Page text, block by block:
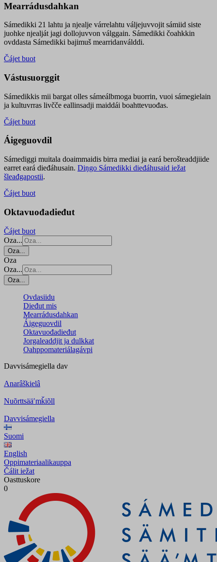
Mearrádusdahkan
Sámedikki 21 lahtu ja njealje várrelahtu váljejuvvojit sámiid siste
juohke njealját jagi dollojuvvon válggain. Sámedikki čoahkkin
ovddasta Sámedikki bajimuš mearridanválddi.
Čájet buot
Vástusuorggit
Sámedikkis mii bargat olles sámeálbmoga buorrin, vuoi sámegielain
ja kultuvrras livčče eallinsadji maiddái boahttevuođas.
Čájet buot
Áigeguovdil
Sámediggi muitala doaimmaidis birra mediai ja eará berošteaddjiide
earret eará dieđáhusain. Diŋgo Sámedikki dieđáhusaid iežat
šleađgapostii.
Čájet buot
Oktavuođadieđut
Čájet buot
Oza...
Oza...
Oza
Oza...
Oza...
Ovdasiidu
Dieđut mis
Mearrádusdahkan
Áigeguovdil
Oktavuođadieđut
Jorgaleaddjit ja dulkkat
Oahppomateriálagávpi
Davvisámegiella dav
Anarâškielâ
Nuõrttsääʹmǩiõll
Davvisámegiella
Suomi
English
Oppimateriaalikauppa
Čálit iežat
Oasttuskore
0